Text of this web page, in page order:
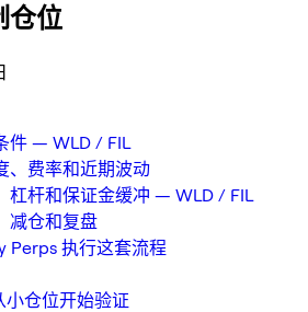
仓位
件 — WLD / FIL
、费率和近期波动
杠杆和保证金缓冲 — WLD / FIL
减仓和复盘
Perps 执行这套流程
小仓位开始验证